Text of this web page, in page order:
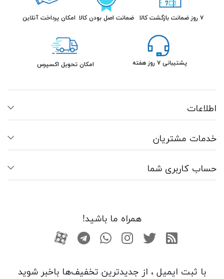
۷ روز ضمانت بازگشت کالا ضمانت اصل بودن کالا امکان پرداخت آنلاین
پشتیبانی ۷ روز هفته امکان تحویل اکسپرس
اطلاعات
خدمات مشتریان
حساب کاربری شما
همراه ما باشید!
RSS توییتراینستاگرام
واتساپتلگرامآپارات
با ثبت ایمیل ، از جدید‌ترین تخفیف‌ها با‌خبر شوید